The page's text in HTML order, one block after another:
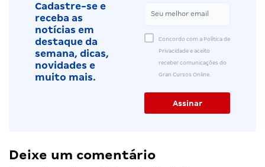
Cadastre-se e
receba as
notícias em
destaque da
semana, dicas,
novidades e
muito mais.
Concordo com a Política de
Privacidade e aceito
receber comunicações do
Gran Cursos Online.
Deixe um comentário